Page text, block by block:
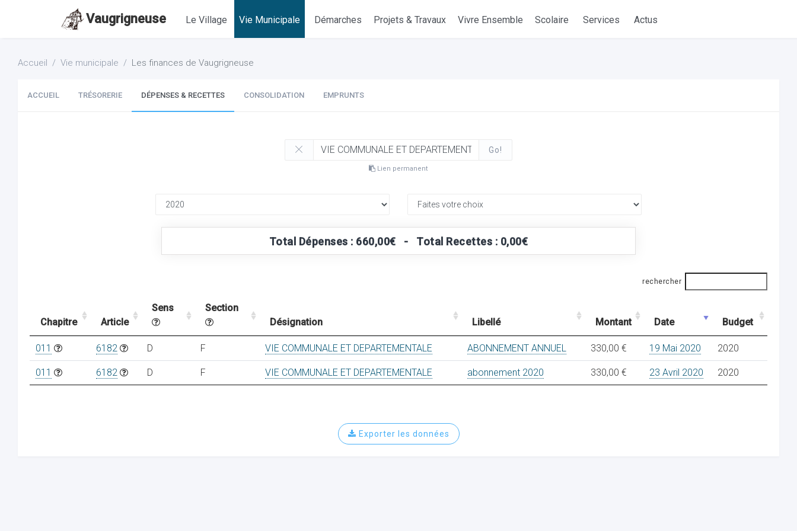
Vaugrigneuse Le Village Vie Municipale Démarches Projets & Travaux Vivre Ensemble Scolaire Services Actus
Accueil Vie municipale Les finances de Vaugrigneuse
ACCUEIL TRÉSORERIE DÉPENSES & RECETTES CONSOLIDATION EMPRUNTS
Go!
Lien permanent
Total Dépenses : 660,00€ - Total Recettes : 0,00€
rechercher
Chapitre Article
Sens
Section
Désignation
Libellé Montant Date Budget
011 6182 D F VIE COMMUNALE ET DEPARTEMENTALE ABONNEMENT ANNUEL 330,00 € 19 Mai 2020 2020
011 6182 D F VIE COMMUNALE ET DEPARTEMENTALE abonnement 2020 330,00 € 23 Avril 2020 2020
Exporter les données